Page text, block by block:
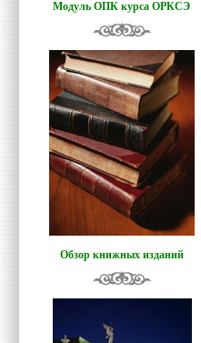
Модуль ОПК курса ОРКСЭ
Обзор книжных изданий